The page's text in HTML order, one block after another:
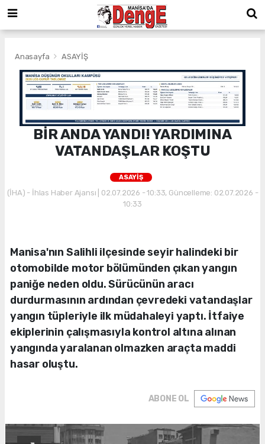
Anasayfa ASAYİŞ
BİR ANDA YANDI! YARDIMINA
VATANDAŞLAR KOŞTU
ASAYİŞ
(İHA) - İhlas Haber Ajansı | 02.07.2026 - 10:33, Güncelleme: 02.07.2026 -
10:33
Manisa'nın Salihli ilçesinde seyir halindeki bir
otomobilde motor bölümünden çıkan yangın
paniğe neden oldu. Sürücünün aracı
durdurmasının ardından çevredeki vatandaşlar
yangın tüpleriyle ilk müdahaleyi yaptı. İtfaiye
ekiplerinin çalışmasıyla kontrol altına alınan
yangında yaralanan olmazken araçta maddi
hasar oluştu.
ABONE OL